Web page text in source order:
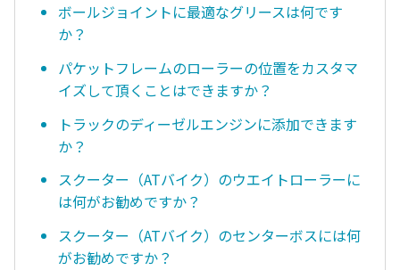
ボールジョイントに最適なグリースは何です
か？
パケットフレームのローラーの位置をカスタマ
イズして頂くことはできますか？
トラックのディーゼルエンジンに添加できます
か？
スクーター（ATバイク）のウエイトローラーに
は何がお勧めですか？
スクーター（ATバイク）のセンターボスには何
がお勧めですか？